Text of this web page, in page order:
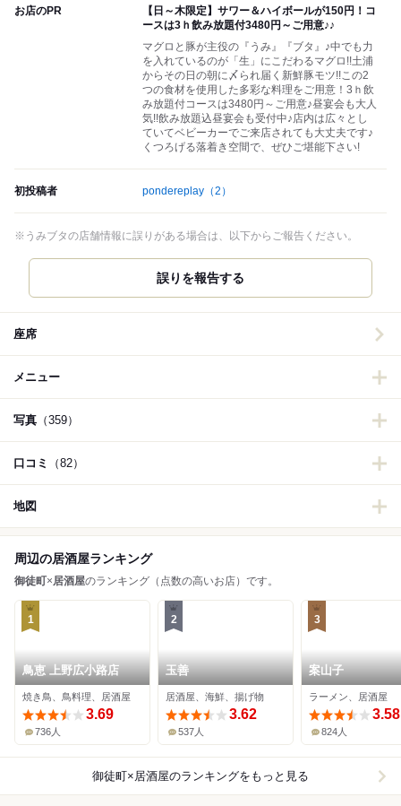
お店のPR
【日～木限定】サワー＆ハイボールが150円！コ
ースは3ｈ飲み放題付3480円～ご用意♪♪
マグロと豚が主役の『うみ』『ブタ』♪中でも力
を入れているのが「生」にこだわるマグロ!!土浦
からその日の朝に〆られ届く新鮮豚モツ!!この2
つの食材を使用した多彩な料理をご用意！3ｈ飲
み放題付コースは3480円～ご用意♪昼宴会も大人
気!!飲み放題込昼宴会も受付中♪店内は広々とし
ていてベビーカーでご来店されても大丈夫です♪
くつろげる落着き空間で、ぜひご堪能下さい!
初投稿者 pondereplay （2）
※うみブタの店舗情報に誤りがある場合は、以下からご報告ください。
誤りを報告する
座席
メニュー
写真 （359）
口コミ （82）
地図
周辺の居酒屋ランキング
御徒町×居酒屋のランキング（点数の高いお店）です。
1
鳥恵 上野広小路店
焼き鳥、鳥料理、居酒屋
3.69
736人
2
玉善
居酒屋、海鮮、揚げ物
3.62
537人
3
案山子
ラーメン、居酒屋
3.58
824人
御徒町×居酒屋のランキングをもっと見る